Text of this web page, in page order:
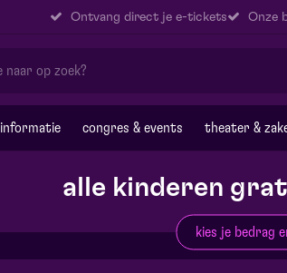
Ontvang direct je e-tickets Onze
informatie congres & events theater &
alle kinderen
kies je bedrag